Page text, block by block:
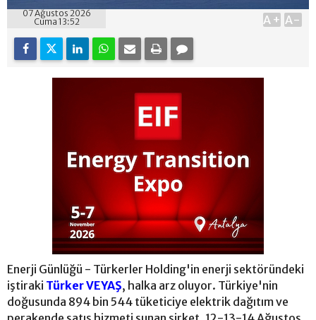
07 Ağustos 2026
Cuma 13:52
A+ A-
Enerji Günlüğü - Türkerler Holding'in enerji sektöründeki
iştiraki Türker VEYAŞ, halka arz oluyor. Türkiye'nin
doğusunda 894 bin 544 tüketiciye elektrik dağıtım ve